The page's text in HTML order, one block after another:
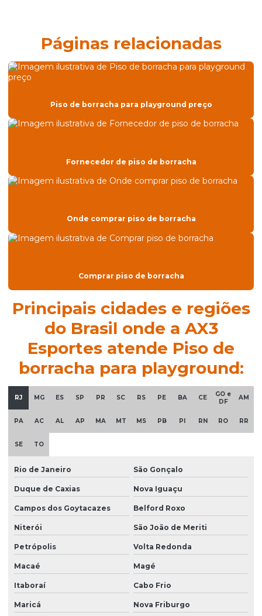
Construção de quadras de padel
Construtora para pisos esportivos
Construtora para quadra de areia
Fornecedor de grama sintética
Fornecedor de piso de borracha
Grama artificial para campo de futebol
Grama artificial onde comprar
Grama sintética para campo de futebol
Grama sintética comprar
Grama sintética decorativa
Grama sintética decorativa comprar
Grama sintética decorativa instalação
Grama sintética decorativa valor
Grama sintética fabrica
Grama sintética futebol
Grama sintética importada preço
Grama sintética instalada preço
Grama sintética onde comprar
Grama sintética onde encontrar
Páginas relacionadas
Piso de borracha para playground preço
Fornecedor de piso de borracha
Onde comprar piso de borracha
Comprar piso de borracha
Principais cidades e regiões
do Brasil onde a AX3
Esportes atende Piso de
borracha para playground:
RJ MG ES SP PR SC RS PE BA CE
GO e
DF
AM
PA AC AL AP MA MT MS PB PI RN RO RR
SE TO
Rio de Janeiro São Gonçalo
Duque de Caxias Nova Iguaçu
Campos dos Goytacazes Belford Roxo
Niterói São João de Meriti
Petrópolis Volta Redonda
Macaé Magé
Itaboraí Cabo Frio
Maricá Nova Friburgo